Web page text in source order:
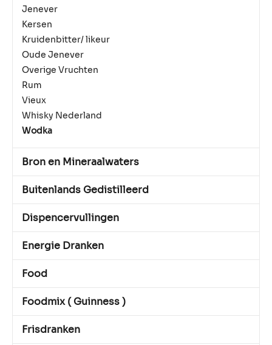
Jenever
Kersen
Kruidenbitter/ likeur
Oude Jenever
Overige Vruchten
Rum
Vieux
Whisky Nederland
Wodka
Bron en Mineraalwaters
Buitenlands Gedistilleerd
Dispencervullingen
Energie Dranken
Food
Foodmix ( Guinness )
Frisdranken